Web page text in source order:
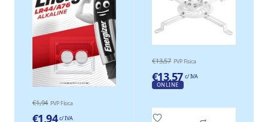
€1,94 PVP Física
€1,94 c/ IVA
€13,57 PVP Física
€13,57 c/ IVA
ONLINE